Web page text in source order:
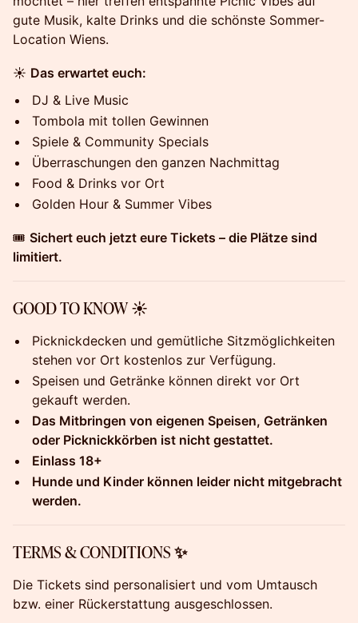
gute Musik, kalte Drinks und die schönste Sommer-
Location Wiens.
☀️ Das erwartet euch:
DJ & Live Music
Tombola mit tollen Gewinnen
Spiele & Community Specials
Überraschungen den ganzen Nachmittag
Food & Drinks vor Ort
Golden Hour & Summer Vibes
🎟️ Sichert euch jetzt eure Tickets – die Plätze sind
limitiert.
GOOD TO KNOW ☀️
Picknickdecken und gemütliche Sitzmöglichkeiten
stehen vor Ort kostenlos zur Verfügung.
Speisen und Getränke können direkt vor Ort
gekauft werden.
Das Mitbringen von eigenen Speisen, Getränken
oder Picknickkörben ist nicht gestattet.
Einlass 18+
Hunde und Kinder können leider nicht mitgebracht
werden.
TERMS & CONDITIONS ✨
Die Tickets sind personalisiert und vom Umtausch
bzw. einer Rückerstattung ausgeschlossen.